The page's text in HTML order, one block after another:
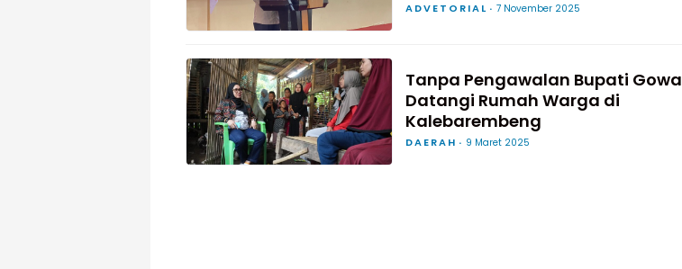
ADVETORIAL 7 November 2025
Tanpa Pengawalan Bupati Gowa
Datangi Rumah Warga di
Kalebarembeng
DAERAH 9 Maret 2025